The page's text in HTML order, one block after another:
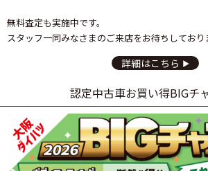
無料査定も実施中です。
スタッフ一同みなさまのご来店をお待ちしており
詳細はこちら
認定中古車お買い得BIGチ